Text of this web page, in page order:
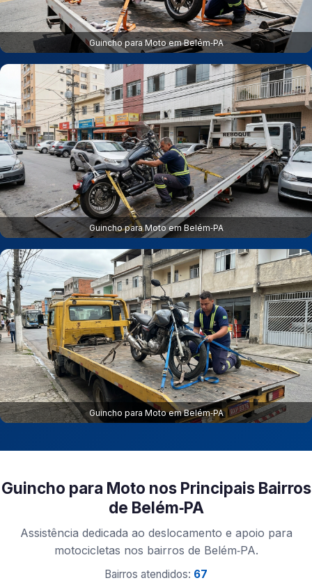
Guincho para Moto em Belém‑PA
Guincho para Moto em Belém‑PA
Guincho para Moto em Belém‑PA
Guincho para Moto nos Principais Bairros
de Belém‑PA
Assistência dedicada ao deslocamento e apoio para
motocicletas nos bairros de Belém‑PA.
Bairros atendidos: 67